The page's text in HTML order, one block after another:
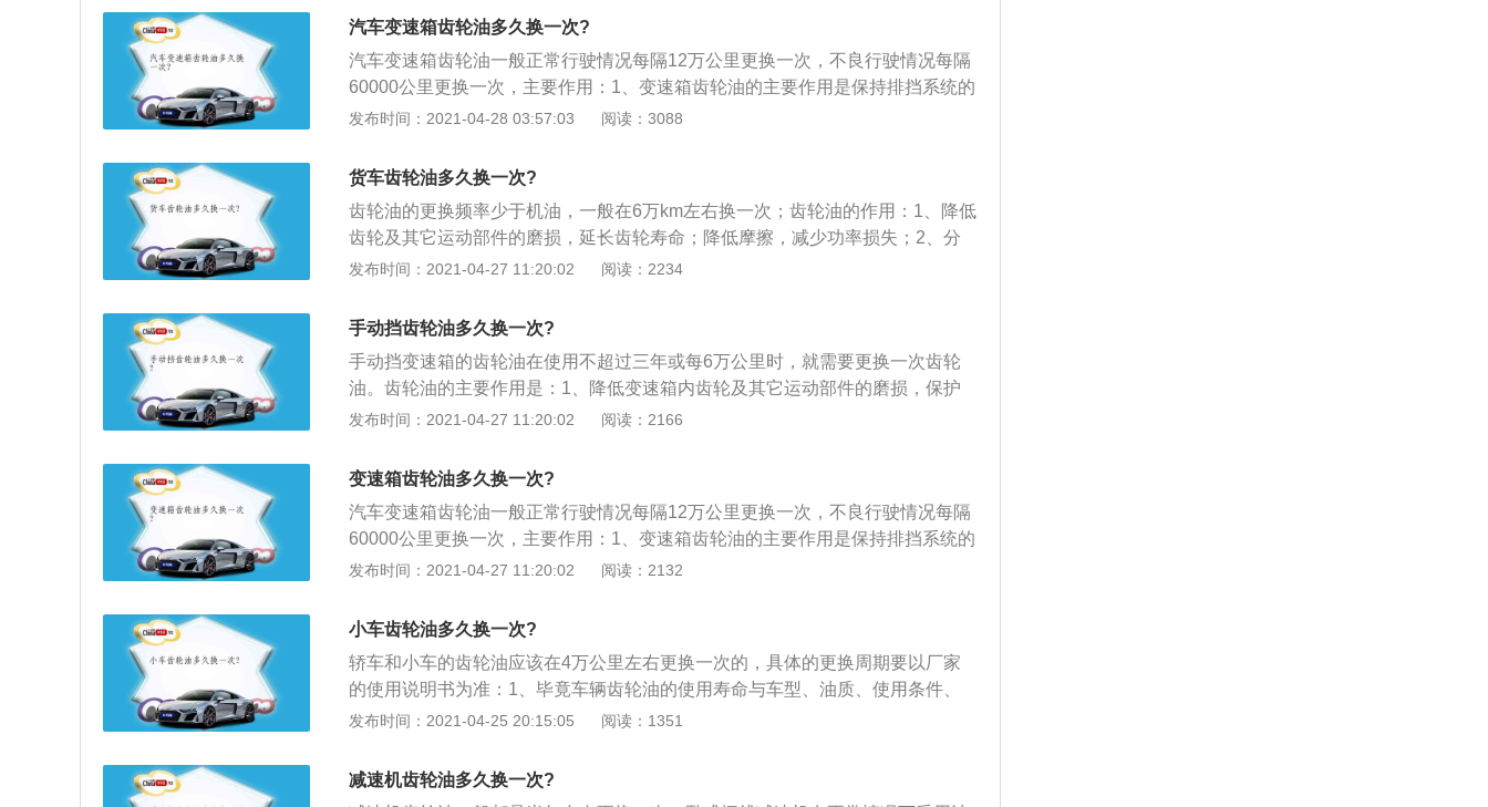
轮油按100度运动粘度分为18号、22号、26号、28号4个牌号。如今我国按质量
分为三类：普通车辆齿轮油(CLC)、中等负荷车辆齿轮油(CLD)、重负荷车辆齿轮
油(CLE)。
会受到影响。齿轮油的更换，要依照车辆行驶公里数，车辆使用时间确定，不能
够按照单一时间或者里程计算，需要时间和公里数共同综合判定，找到最佳更换
时间。
汽车变速箱齿轮油多久换一次?
汽车变速箱齿轮油一般正常行驶情况每隔12万公里更换一次，不良行驶情况每隔
60000公里更换一次，主要作用：1、变速箱齿轮油的主要作用是保持排挡系统的
清洁，润滑和延长传动装置的寿命；2、由于不同的变速箱设计分为手动变速箱
求；3、即使同一类型的变速箱配置在不同的型号，其扭矩、重量、速度、结构
等都有所不同。因此原厂都有其自己指定的专用变速箱油。
发布时间：2021-04-28 03:57:03 阅读：3088
货车齿轮油多久换一次?
齿轮油的更换频率少于机油，一般在6万km左右换一次；齿轮油的作用：1、降低
齿轮及其它运动部件的磨损，延长齿轮寿命；降低摩擦，减少功率损失；2、分
散热量，起一定的冷却作用；防止腐蚀和生锈；3、降低工作噪声、减少振动及
发布时间：2021-04-27 11:20:02 阅读：2234
手动挡齿轮油多久换一次?
手动挡变速箱的齿轮油在使用不超过三年或每6万公里时，就需要更换一次齿轮
油。齿轮油的主要作用是：1、降低变速箱内齿轮及其它运动部件的磨损，保护
和延长齿轮寿命；2、降低摩擦，减少引擎功率的传导损失；分散热量、起到冷
间的冲击作用；粘度好可以减轻齿轮工作面的磨损。
发布时间：2021-04-27 11:20:02 阅读：2166
变速箱齿轮油多久换一次?
汽车变速箱齿轮油一般正常行驶情况每隔12万公里更换一次，不良行驶情况每隔
60000公里更换一次，主要作用：1、变速箱齿轮油的主要作用是保持排挡系统的
清洁，润滑和延长传动装置的寿命；2、由于不同的变速箱设计分为手动变速箱
求；3、即使同一类型的变速箱配置在不同的型号，其扭矩、重量、速度、结构
等都有所不同。因此原厂都有其自己指定的专用变速箱油。
发布时间：2021-04-27 11:20:02 阅读：2132
小车齿轮油多久换一次?
轿车和小车的齿轮油应该在4万公里左右更换一次的，具体的更换周期要以厂家
的使用说明书为准：1、毕竟车辆齿轮油的使用寿命与车型、油质、使用条件、
驾驶习惯等多方面有关；2、齿轮油也就是我们常说的变速箱油，变速箱油可分
而主动变速箱油使用的是传动油，普通的齿轮油不能代替。
发布时间：2021-04-25 20:15:05 阅读：1351
减速机齿轮油多久换一次?